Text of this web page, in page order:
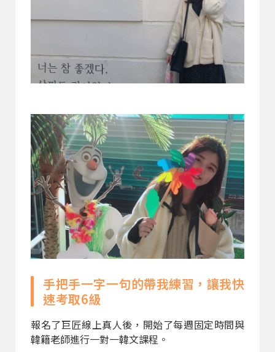
手把手一字一句的帶我練習，讓我快
速考取6級
報名了巨匠線上真人後，開始了每週固定時間與
韓籍老師進行一對一韓文課程。